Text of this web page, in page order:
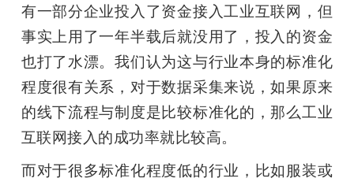
有一部分企业投入了资金接入工业互联网，但
事实上用了一年半载后就没用了，投入的资金
也打了水漂。我们认为这与行业本身的标准化
程度很有关系，对于数据采集来说，如果原来
的线下流程与制度是比较标准化的，那么工业
互联网接入的成功率就比较高。
而对于很多标准化程度低的行业，比如服装或